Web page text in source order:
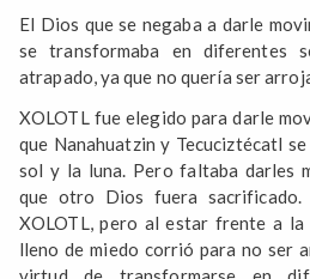
El Dios que se negaba a darle
se transformaba en diferentes
atrapado, ya que no quería ser
XOLOTL fue elegido para darle
que Nanahuatzin y Tecuciztécatl
sol y la luna. Pero faltaba darles
que otro Dios fuera sacrificado.
XOLOTL, pero al estar frente a
lleno de miedo corrió para no ser